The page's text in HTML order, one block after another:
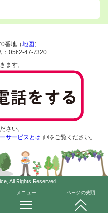
メニュー ページの先頭
番地（地図 ）
：0562-47-7320
ます。
さい。
サービスとは をご覧ください。
All Rights Reserved.